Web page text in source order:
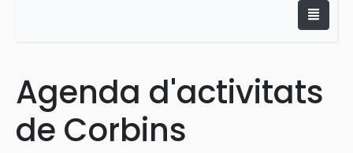
Agenda d'activitats
de Corbins